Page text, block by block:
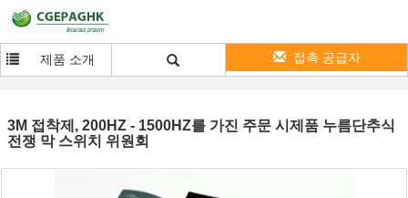
제품 소개 접촉 공급자
3M 접착제, 200HZ - 1500HZ를 가진 주문 시제품 누름단추식
전쟁 막 스위치 위원회